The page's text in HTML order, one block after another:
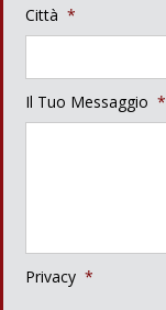
Città *
Il Tuo Messaggio *
Privacy *